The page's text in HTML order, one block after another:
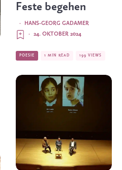
Feste begehen
HANS-GEORG GADAMER
·
24. OKTOBER 2024
·
POESIE 1 MIN READ 199 VIEWS